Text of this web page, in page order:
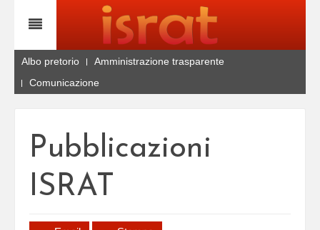
Albo pretorio
Amministrazione trasparente
Comunicazione
Pubblicazioni
ISRAT